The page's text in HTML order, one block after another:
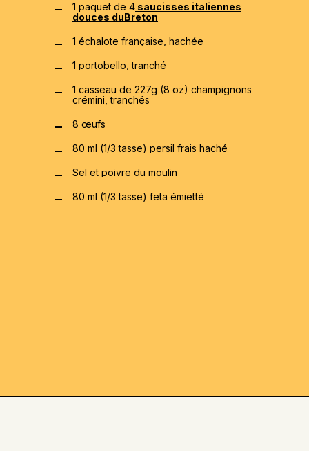
1 paquet de 4 saucisses italiennes
douces duBreton
1 échalote française, hachée
1 portobello, tranché
1 casseau de 227g (8 oz) champignons
crémini, tranchés
8 œufs
80 ml (1/3 tasse) persil frais haché
Sel et poivre du moulin
80 ml (1/3 tasse) feta émietté